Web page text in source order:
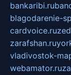
bankaribi.ru
blagodarenie-
cardvoice.ru
zarafshan.ru
vladivostok-
webamator.ru